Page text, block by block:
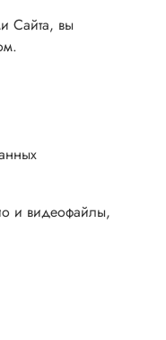
Сайта, вы
и видеофайлы,